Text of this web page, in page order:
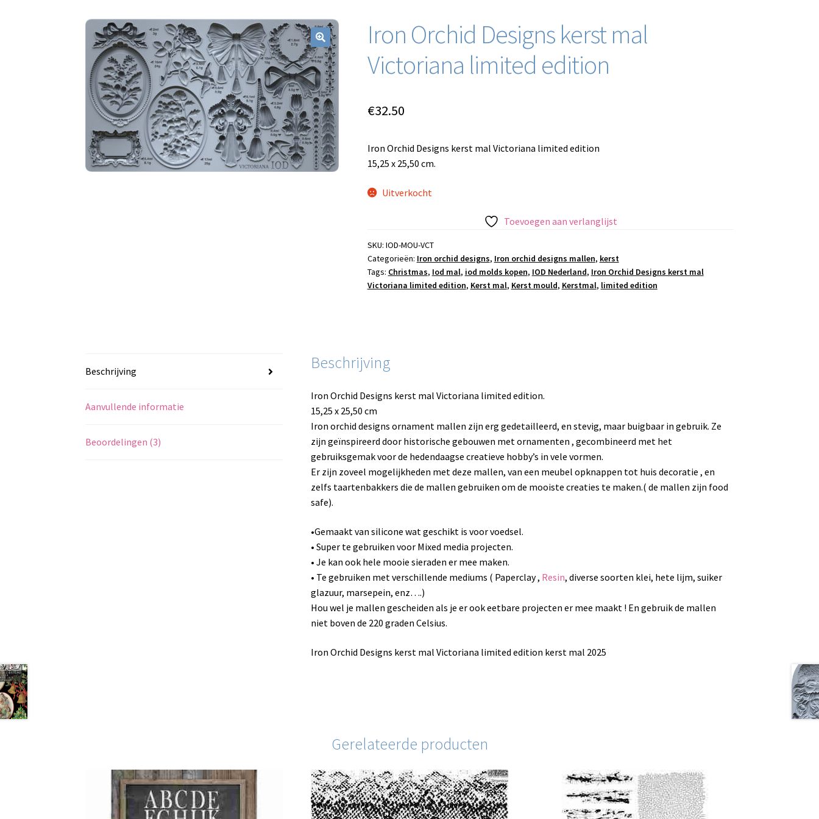
Iron Orchid Designs kerst mal
Victoriana limited edition
€32.50
Iron Orchid Designs kerst mal Victoriana limited edition
15,25 x 25,50 cm.
Uitverkocht
Toevoegen aan verlanglijst
SKU: IOD-MOU-VCT
Categorieën: Iron orchid designs, Iron orchid designs mallen, kerst
Tags: Christmas, Iod mal, iod molds kopen, IOD Nederland, Iron Orchid Designs kerst mal
Victoriana limited edition, Kerst mal, Kerst mould, Kerstmal, limited edition
Beschrijving
Aanvullende informatie
Beoordelingen (3)
Beschrijving
Iron Orchid Designs kerst mal Victoriana limited edition.
15,25 x 25,50 cm
Iron orchid designs ornament mallen zijn erg gedetailleerd, en stevig, maar buigbaar in gebruik. Ze
zijn geïnspireerd door historische gebouwen met ornamenten , gecombineerd met het
gebruiksgemak voor de hedendaagse creatieve hobby’s in vele vormen.
Er zijn zoveel mogelijkheden met deze mallen, van een meubel opknappen tot huis decoratie , en
zelfs taartenbakkers die de mallen gebruiken om de mooiste creaties te maken.( de mallen zijn food
safe).
•Gemaakt van silicone wat geschikt is voor voedsel.
• Super te gebruiken voor Mixed media projecten.
• Je kan ook hele mooie sieraden er mee maken.
• Te gebruiken met verschillende mediums ( Paperclay , Resin, diverse soorten klei, hete lijm, suiker
glazuur, marsepein, enz….)
Hou wel je mallen gescheiden als je er ook eetbare projecten er mee maakt ! En gebruik de mallen
niet boven de 220 graden Celsius.
Iron Orchid Designs kerst mal Victoriana limited edition kerst mal 2025
Gerelateerde producten